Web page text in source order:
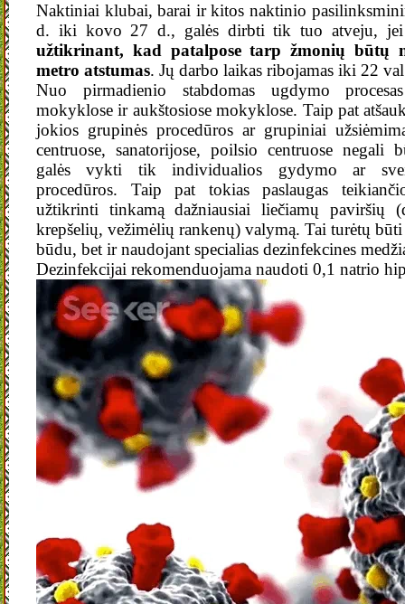
Naktiniai klubai, barai ir kitos naktinio
d. iki kovo 27 d., galės dirbti tik tuo atveju, jei
užtikrinant, kad patalpose tarp žmonių būtų
metro atstumas. Jų darbo laikas ribojamas iki 22
Nuo pirmadienio stabdomas ugdymo
mokyklose ir aukštosiose mokyklose. Taip pat
jokios grupinės procedūros ar grupiniai
centruose, sanatorijose, poilsio centruose negali
galės vykti tik individualios gydymo ar
procedūros. Taip pat tokias paslaugas
užtikrinti tinkamą dažniausiai liečiamų paviršių
krepšelių, vežimėlių rankenų) valymą. Tai turėtų
būdu, bet ir naudojant specialias dezinfekcines
Dezinfekcijai rekomenduojama naudoti 0,1 natrio